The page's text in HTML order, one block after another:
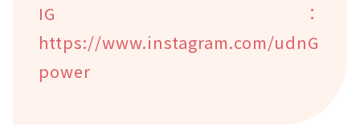
IG：
https://www.instagram.com/udnG
power